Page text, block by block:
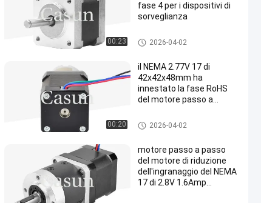
00:23
fase 4 per i dispositivi di
sorveglianza
Motore passo a passo del NE
MA 14
2026-04-02
00:20
il NEMA 2.77V 17 di
42x42x48mm ha
innestato la fase RoHS
del motore passo a
Il NEMA 17 ha innestato il mot
ore passo a passo
2026-04-02
motore passo a passo
del motore di riduzione
dell'ingranaggio del NEMA
17 di 2.8V 1.6Amp